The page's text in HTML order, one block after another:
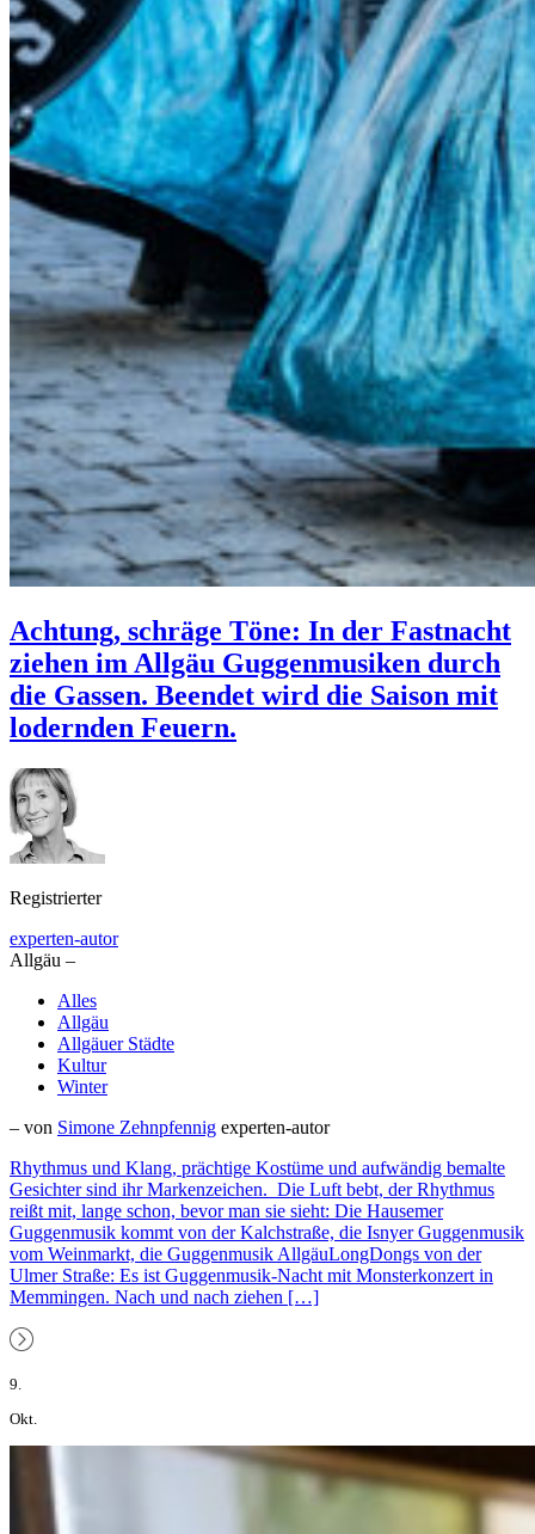
Achtung, schräge Töne: In der Fastnacht
ziehen im Allgäu Guggenmusiken durch
die Gassen. Beendet wird die Saison mit
lodernden Feuern.
Registrierter
experten-autor
Allgäu –
Alles
Allgäu
Allgäuer Städte
Kultur
Winter
– von Simone Zehnpfennig experten-autor
Rhythmus und Klang, prächtige Kostüme und aufwändig bemalte
Gesichter sind ihr Markenzeichen. Die Luft bebt, der Rhythmus
reißt mit, lange schon, bevor man sie sieht: Die Hausemer
Guggenmusik kommt von der Kalchstraße, die Isnyer Guggenmusik
vom Weinmarkt, die Guggenmusik AllgäuLongDongs von der
Ulmer Straße: Es ist Guggenmusik-Nacht mit Monsterkonzert in
Memmingen. Nach und nach ziehen […]
9.
Okt.